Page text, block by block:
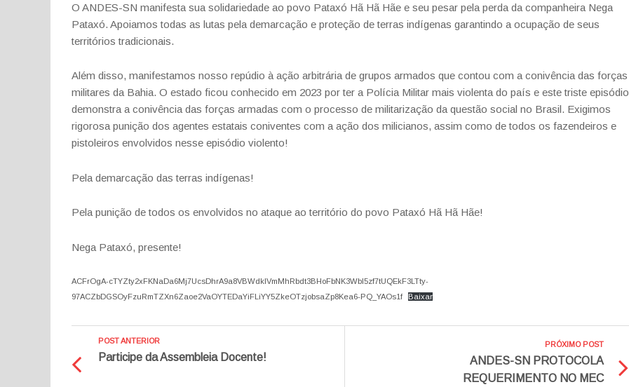
O ANDES-SN manifesta sua solidariedade ao povo Pataxó Hã Hã Hãe e seu pesar pela perda da companheira Nega
Pataxó. Apoiamos todas as lutas pela demarcação e proteção de terras indígenas garantindo a ocupação de seus
territórios tradicionais.
Além disso, manifestamos nosso repúdio à ação arbitrária de grupos armados que contou com a conivência das forças
militares da Bahia. O estado ficou conhecido em 2023 por ter a Polícia Militar mais violenta do país e este triste episódio
demonstra a conivência das forças armadas com o processo de militarização da questão social no Brasil. Exigimos
rigorosa punição dos agentes estatais coniventes com a ação dos milicianos, assim como de todos os fazendeiros e
pistoleiros envolvidos nesse episódio violento!
Pela demarcação das terras indígenas!
Pela punição de todos os envolvidos no ataque ao território do povo Pataxó Hã Hã Hãe!
Nega Pataxó, presente!
ACFrOgA-cTYZty2xFKNaDa6Mj7UcsDhrA9a8VBWdkIVmMhRbdt3BHoFbNK3Wbl5zf7tUQEkF3LTty-
97ACZbDGSOyFzuRmTZXn6Zaoe2VaOYTEDaYiFLiYY5ZkeOTzjobsaZp8Kea6-PQ_YAOs1f
Baixar
POST ANTERIOR
Participe da Assembleia Docente!
PRÓXIMO POST
ANDES-SN PROTOCOLA
REQUERIMENTO NO MEC